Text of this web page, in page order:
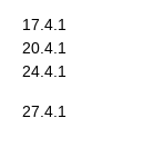
17.4.1
20.4.1
24.4.1
27.4.1